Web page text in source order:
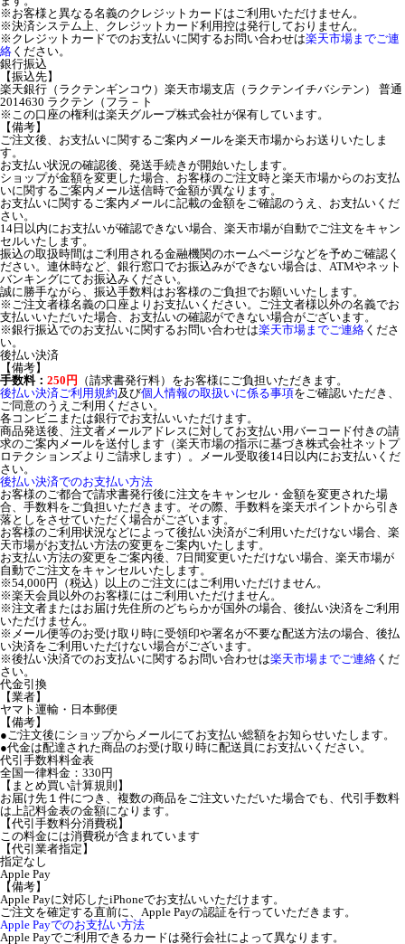
※お客様と異なる名義のクレジットカードはご利用いただけません。
※決済システム上、クレジットカード利用控は発行しておりません。
※クレジットカードでのお支払いに関するお問い合わせは楽天市場までご連
絡 ください。
銀行振込
【振込先】
楽天銀行（ラクテンギンコウ）楽天市場支店（ラクテンイチバシテン） 普通
2014630 ラクテン（フラ－ト
※この口座の権利は楽天グループ株式会社が保有しています。
【備考】
ご注文後、お支払いに関するご案内メールを楽天市場からお送りいたしま
す。
お支払い状況の確認後、発送手続きが開始いたします。
ショップが金額を変更した場合、お客様のご注文時と楽天市場からのお支払
いに関するご案内メール送信時で金額が異なります。
お支払いに関するご案内メールに記載の金額をご確認のうえ、お支払いくだ
さい。
14日以内にお支払いが確認できない場合、楽天市場が自動でご注文をキャン
セルいたします。
振込の取扱時間はご利用される金融機関のホームページなどを予めご確認く
ださい。連休時など、銀行窓口でお振込みができない場合は、ATMやネット
バンキングにてお振込みください。
誠に勝手ながら、振込手数料はお客様のご負担でお願いいたします。
※ご注文者様名義の口座よりお支払いください。ご注文者様以外の名義でお
支払いいただいた場合、お支払いの確認ができない場合がございます。
※銀行振込でのお支払いに関するお問い合わせは楽天市場までご連絡 くださ
い。
後払い決済
【備考】
手数料： 250円 （請求書発行料）をお客様にご負担いただきます。
後払い決済ご利用規約及び個人情報の取扱いに係る事項をご確認いただき、
ご同意のうえご利用ください。
各コンビニまたは銀行でお支払いいただけます。
商品発送後、注文者メールアドレスに対してお支払い用バーコード付きの請
求のご案内メールを送付します（楽天市場の指示に基づき株式会社ネットプ
ロテクションズよりご請求します）。メール受取後14日以内にお支払いくだ
さい。
後払い決済でのお支払い方法
お客様のご都合で請求書発行後に注文をキャンセル・金額を変更された場
合、手数料をご負担いただきます。その際、手数料を楽天ポイントから引き
落としをさせていただく場合がございます。
お客様のご利用状況などによって後払い決済がご利用いただけない場合、楽
天市場がお支払い方法の変更をご案内いたします。
お支払い方法の変更をご案内後、7日間変更いただけない場合、楽天市場が
自動でご注文をキャンセルいたします。
※54,000円（税込）以上のご注文にはご利用いただけません。
※楽天会員以外のお客様にはご利用いただけません。
※注文者またはお届け先住所のどちらかが国外の場合、後払い決済をご利用
いただけません。
※メール便等のお受け取り時に受領印や署名が不要な配送方法の場合、後払
い決済をご利用いただけない場合がございます。
※後払い決済でのお支払いに関するお問い合わせは楽天市場までご連絡 くだ
さい。
代金引換
【業者】
ヤマト運輸・日本郵便
【備考】
●ご注文後にショップからメールにてお支払い総額をお知らせいたします。
●代金は配達された商品のお受け取り時に配送員にお支払いください。
代引手数料料金表
全国一律料金：330円
【まとめ買い計算規則】
お届け先１件につき、複数の商品をご注文いただいた場合でも、代引手数料
は上記料金表の金額になります。
【代引手数料分消費税】
この料金には消費税が含まれています
【代引業者指定】
指定なし
Apple Pay
【備考】
Apple Payに対応したiPhoneでお支払いいただけます。
ご注文を確定する直前に、Apple Payの認証を行っていただきます。
Apple Payでのお支払い方法
Apple Payでご利用できるカードは発行会社によって異なります。